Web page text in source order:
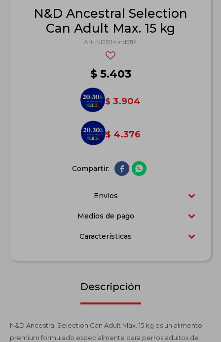
N&D Ancestral Selection
Can Adult Max. 15 kg
ND5114-nd5114
$ 5.403
$ 3.904
$ 4.376
 
Envíos
Medios de pago
Características
Descripción
N&D Ancestral Selection Can Adult Max. 15 kg es un alimento
premium formulado especialmente para perros adultos de